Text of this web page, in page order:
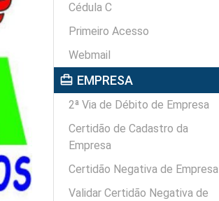
Cédula C
Primeiro Acesso
Webmail
card_travel EMPRESA
2ª Via de Débito de Empresa
Certidão de Cadastro da
Empresa
Certidão Negativa de Empresa
Validar Certidão Negativa de